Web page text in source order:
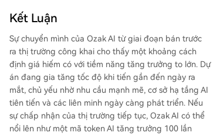
Kết Luận
Sự chuyển mình của Ozak AI từ giai đoạn bán trước
ra thị trường công khai cho thấy một khoảng cách
định giá hiếm có với tiềm năng tăng trưởng to lớn. Dự
án đang gia tăng tốc độ khi tiến gần đến ngày ra
mắt, chủ yếu nhờ nhu cầu mạnh mẽ, cơ sở hạ tầng AI
tiên tiến và các liên minh ngày càng phát triển. Nếu
sự chấp nhận của thị trường tiếp tục, Ozak AI có thể
nổi lên như một mã token AI tăng trưởng 100 lần